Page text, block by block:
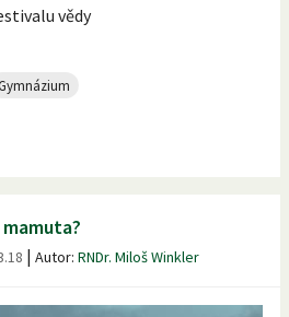
vědy
| Autor: RNDr. Miloš Winkler